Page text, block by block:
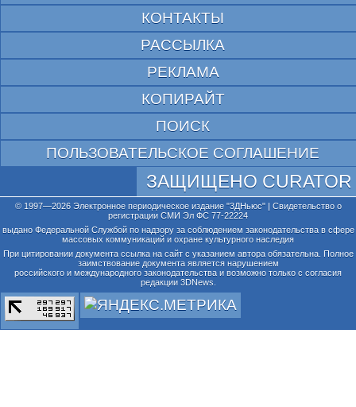
КОНТАКТЫ
РАССЫЛКА
РЕКЛАМА
КОПИРАЙТ
ПОИСК
ПОЛЬЗОВАТЕЛЬСКОЕ СОГЛАШЕНИЕ
ЗАЩИЩЕНО CURATOR
© 1997—2026 Электронное периодическое издание "3ДНьюс" | Свидетельство о
регистрации СМИ Эл ФС 77-22224
выдано Федеральной Службой по надзору за соблюдением законодательства в сфере
массовых коммуникаций и охране культурного наследия
При цитировании документа ссылка на сайт с указанием автора обязательна. Полное
заимствование документа является нарушением
российского и международного законодательства и возможно только с согласия
редакции 3DNews.